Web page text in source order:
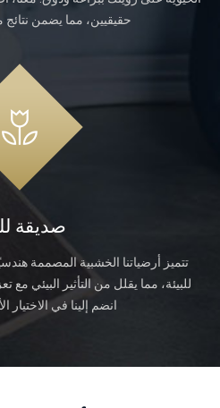
حقيقيين، مما يضمن
صديقة
تتميز أرضياتنا الخشبية المصممة
للبيئة، مما يقلل من التأثير البيئي
انضم إلينا في الاختيار